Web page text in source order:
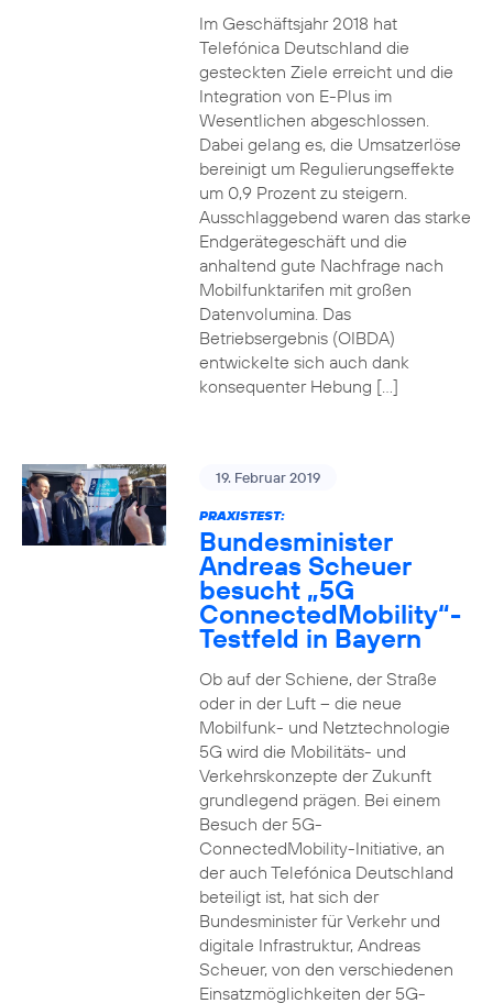
Im Geschäftsjahr 2018 hat
Telefónica Deutschland die
gesteckten Ziele erreicht und die
Integration von E-Plus im
Wesentlichen abgeschlossen.
Dabei gelang es, die Umsatzerlöse
bereinigt um Regulierungseffekte
um 0,9 Prozent zu steigern.
Ausschlaggebend waren das starke
Endgerätegeschäft und die
anhaltend gute Nachfrage nach
Mobilfunktarifen mit großen
Datenvolumina. Das
Betriebsergebnis (OIBDA)
entwickelte sich auch dank
konsequenter Hebung […]
19. Februar 2019
PRAXISTEST:
Bundesminister
Andreas Scheuer
besucht „5G
ConnectedMobility“-
Testfeld in Bayern
Ob auf der Schiene, der Straße
oder in der Luft – die neue
Mobilfunk- und Netztechnologie
5G wird die Mobilitäts- und
Verkehrskonzepte der Zukunft
grundlegend prägen. Bei einem
Besuch der 5G-
ConnectedMobility-Initiative, an
der auch Telefónica Deutschland
beteiligt ist, hat sich der
Bundesminister für Verkehr und
digitale Infrastruktur, Andreas
Scheuer, von den verschiedenen
Einsatzmöglichkeiten der 5G-